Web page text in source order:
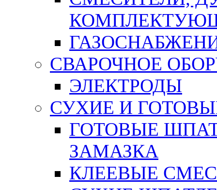
СВАРОЧНОЕ
ЭЛЕКТРОДЫ
СУХИЕ И
ГОТОВЫЕ
ЗАМАЗКА
КЛЕЕВЫЕ